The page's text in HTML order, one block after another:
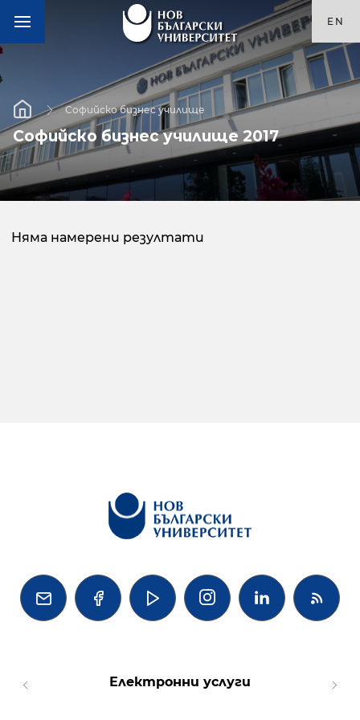
EN
Софийско бизнес училище
Софийско бизнес училище 2017
Няма намерени резултати
   
Електронни услуги